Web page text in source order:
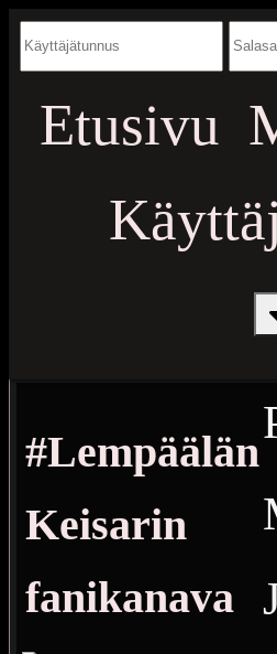
Etusivu
#Lempäälän
Keisarin
fanikanava